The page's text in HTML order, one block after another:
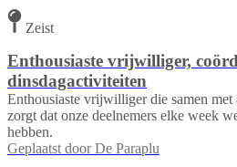
Zeist
Enthousiaste vrijwilliger,
dinsdagactiviteiten
Enthousiaste vrijwilliger die samen
zorgt dat onze deelnemers elke week
hebben.
Geplaatst door De Paraplu